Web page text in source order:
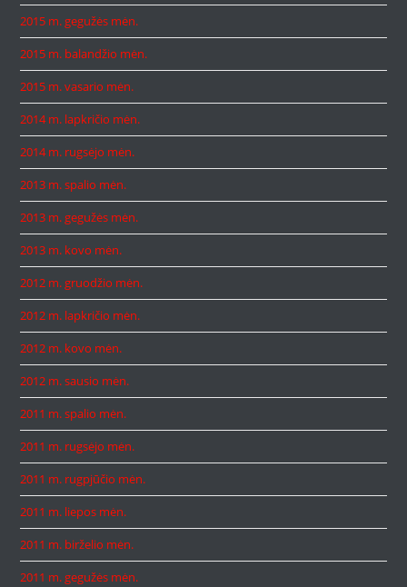
2015 m. gegužės mėn.
2015 m. balandžio mėn.
2015 m. vasario mėn.
2014 m. lapkričio mėn.
2014 m. rugsėjo mėn.
2013 m. spalio mėn.
2013 m. gegužės mėn.
2013 m. kovo mėn.
2012 m. gruodžio mėn.
2012 m. lapkričio mėn.
2012 m. kovo mėn.
2012 m. sausio mėn.
2011 m. spalio mėn.
2011 m. rugsėjo mėn.
2011 m. rugpjūčio mėn.
2011 m. liepos mėn.
2011 m. birželio mėn.
2011 m. gegužės mėn.